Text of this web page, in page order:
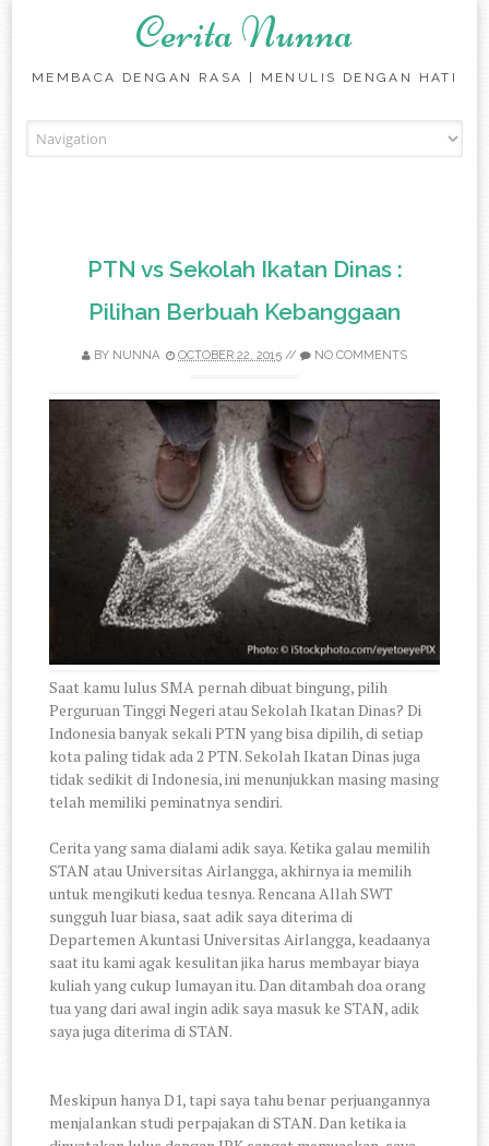
Cerita Nunna
MEMBACA DENGAN RASA | MENULIS DENGAN HATI
PTN vs Sekolah Ikatan Dinas :
Pilihan Berbuah Kebanggaan
BY NUNNA OCTOBER 22, 2015 // NO COMMENTS
Saat kamu lulus SMA pernah dibuat bingung, pilih
Perguruan Tinggi Negeri atau Sekolah Ikatan Dinas? Di
Indonesia banyak sekali PTN yang bisa dipilih, di setiap
kota paling tidak ada 2 PTN. Sekolah Ikatan Dinas juga
tidak sedikit di Indonesia, ini menunjukkan masing masing
telah memiliki peminatnya sendiri.
Cerita yang sama dialami adik saya. Ketika galau memilih
STAN atau Universitas Airlangga, akhirnya ia memilih
untuk mengikuti kedua tesnya. Rencana Allah SWT
sungguh luar biasa, saat adik saya diterima di
Departemen Akuntasi Universitas Airlangga, keadaanya
saat itu kami agak kesulitan jika harus membayar biaya
kuliah yang cukup lumayan itu. Dan ditambah doa orang
tua yang dari awal ingin adik saya masuk ke STAN, adik
saya juga diterima di STAN.
Meskipun hanya D1, tapi saya tahu benar perjuangannya
menjalankan studi perpajakan di STAN. Dan ketika ia